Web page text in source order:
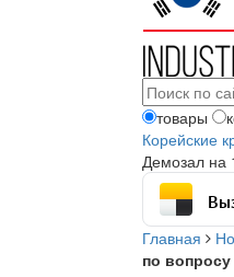
товары
Корейские
Демозал на
Главная
по